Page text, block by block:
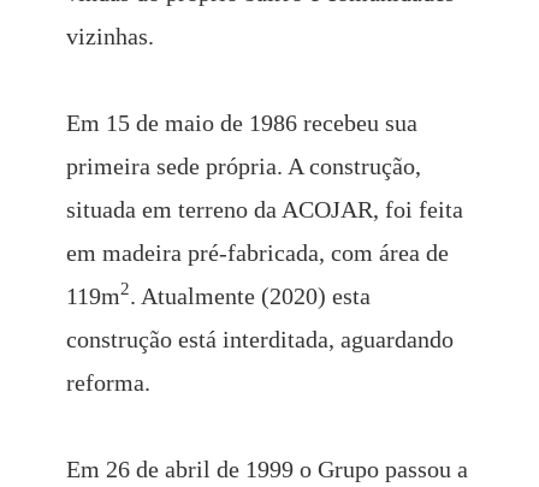
vizinhas.
Em 15 de maio de 1986 recebeu sua
primeira sede própria. A construção,
situada em terreno da ACOJAR, foi feita
em madeira pré-fabricada, com área de
119m2. Atualmente (2020) esta
construção está interditada, aguardando
reforma.
Em 26 de abril de 1999 o Grupo passou a